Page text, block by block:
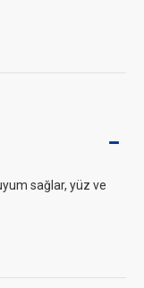
sağlar, yüz ve